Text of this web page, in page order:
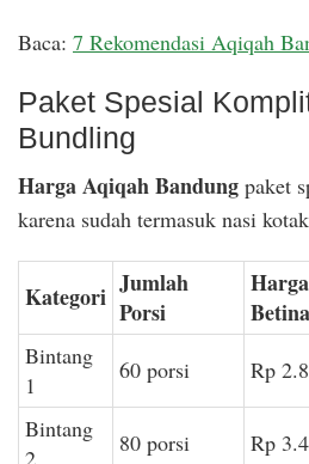
Baca: 7 Rekomendasi Aqiqah
Paket Spesial
Bundling
Harga Aqiqah Bandung paket
karena sudah termasuk nasi
Kategori Jumlah
Porsi
Harga
Betina
Bintang
1
60 porsi Rp
Bintang
2
80 porsi Rp